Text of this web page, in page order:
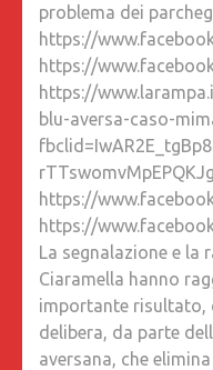
problema dei
https://
https://
https://
blu-aversa-caso-
https://
https://
La segnalazione e la
Ciaramella hanno
importante risultato,
delibera, da parte
aversana, che